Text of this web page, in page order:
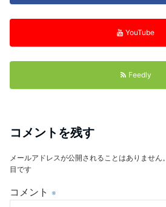
YouTube
Feedly
コメントを残す
メールアドレスが公開されることはありません。
目です
コメント ※